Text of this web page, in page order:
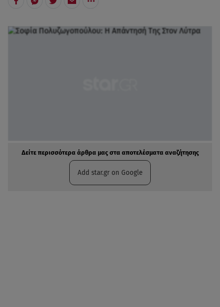
Δείτε περισσότερα άρθρα μας στα αποτελέσματα αναζήτησης
Add star.gr on Google